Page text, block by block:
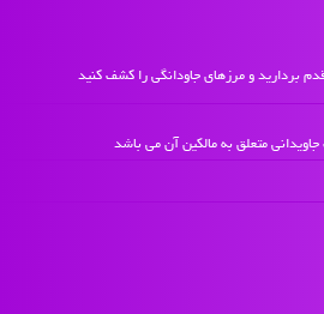
بردارید و مرزهای جاودانگی را کشف کنید